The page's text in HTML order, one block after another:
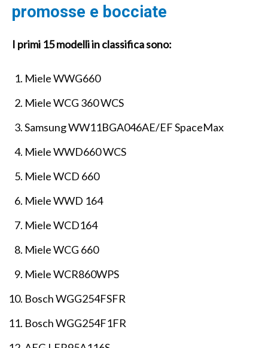
promosse e bocciate
I primi 15 modelli in classifica sono:
Miele WWG660
Miele WCG 360 WCS
Samsung WW11BGA046AE/EF SpaceMax
Miele WWD660 WCS
Miele WCD 660
Miele WWD 164
Miele WCD164
Miele WCG 660
Miele WCR860WPS
Bosch WGG254FSFR
Bosch WGG254F1FR